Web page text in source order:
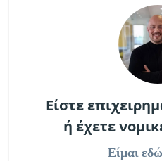
Είστε
ή έχετε
Είμαι